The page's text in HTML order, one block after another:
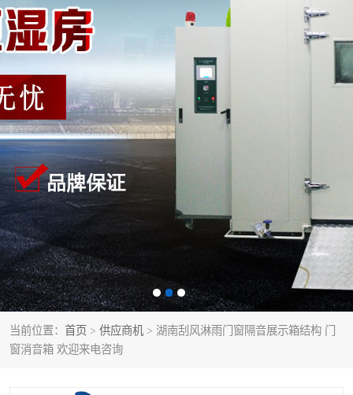
当前位置： 首页 > 供应商机 > 湖南刮风淋雨门窗隔音展示箱结构 门
窗消音箱 欢迎来电咨询